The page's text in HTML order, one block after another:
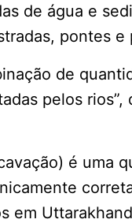
de água e
pontes e
de
pelos
é uma
em